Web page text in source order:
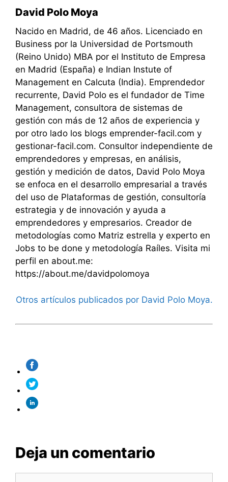
David Polo Moya
Nacido en Madrid, de 46 años. Licenciado en
Business por la Universidad de Portsmouth
(Reino Unido) MBA por el Instituto de Empresa
en Madrid (España) e Indian Instute of
Management en Calcuta (India). Emprendedor
recurrente, David Polo es el fundador de Time
Management, consultora de sistemas de
gestión con más de 12 años de experiencia y
por otro lado los blogs emprender-facil.com y
gestionar-facil.com. Consultor independiente de
emprendedores y empresas, en análisis,
gestión y medición de datos, David Polo Moya
se enfoca en el desarrollo empresarial a través
del uso de Plataformas de gestión, consultoría
estrategia y de innovación y ayuda a
emprendedores y empresarios. Creador de
metodologías como Matriz estrella y experto en
Jobs to be done y metodología Raíles. Visita mi
perfil en about.me:
https://about.me/davidpolomoya
Otros artículos publicados por David Polo Moya.
Deja un comentario